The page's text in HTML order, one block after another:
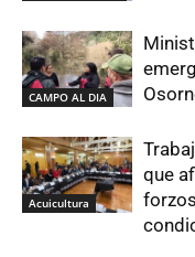
CAMPO AL DIA
Acuicultura
que